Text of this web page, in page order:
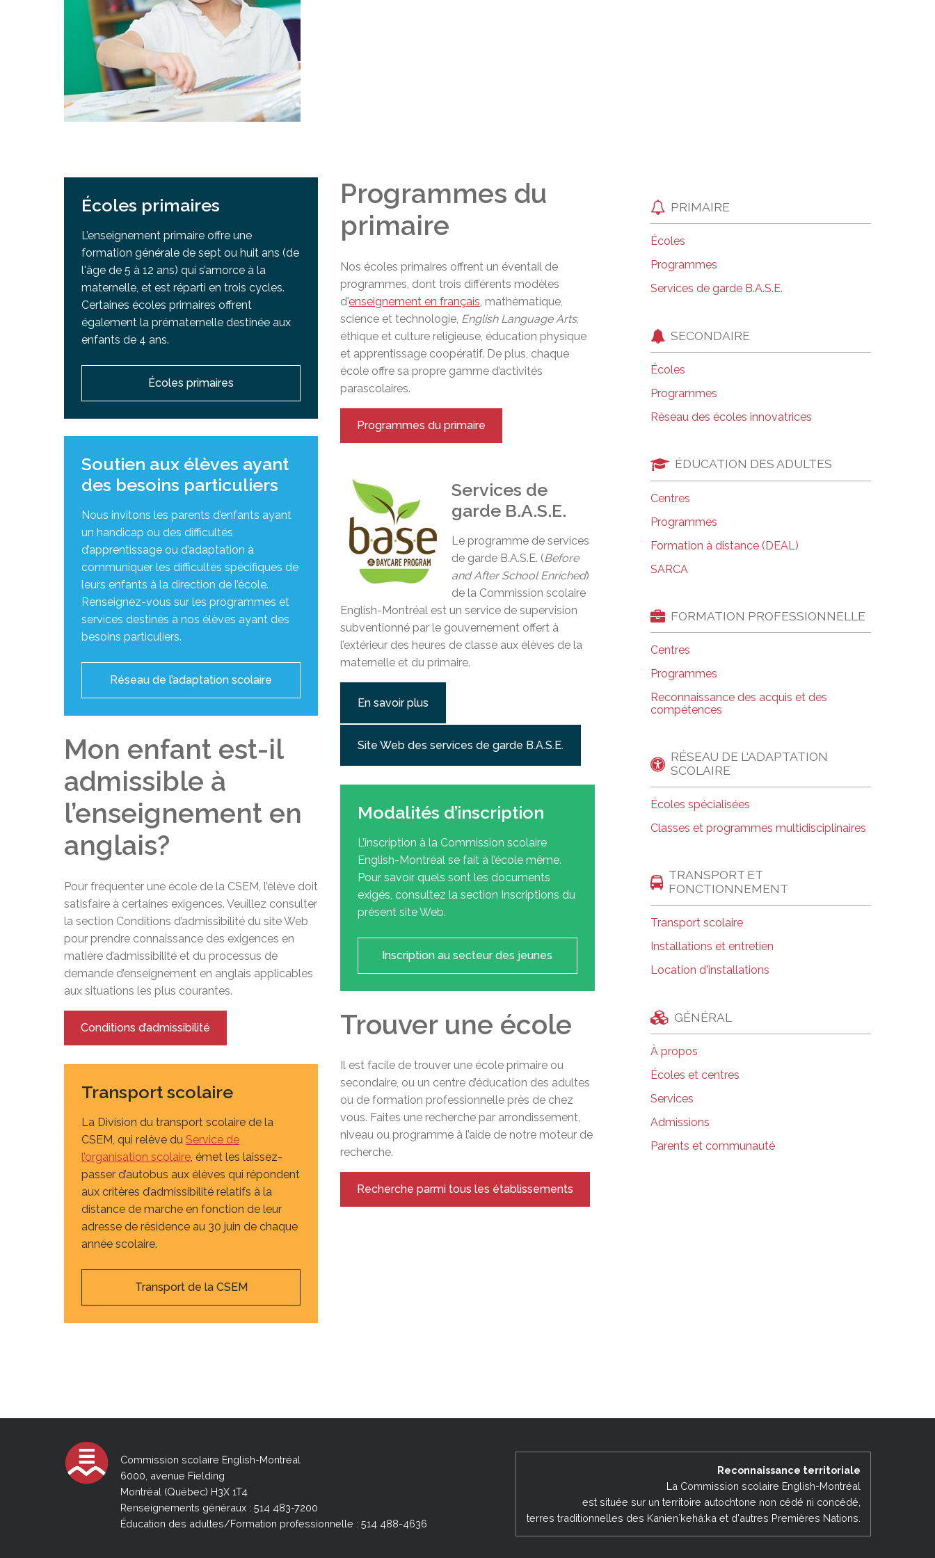
Cadres supérieurs et services
Calendrier des réunions du conseil
Nos initiatives
Académie Quebec virtual CSEM
Programmes pour adultes à besoins particuliers
Participation sociale (PS)
Services d’intégration socioprofessionnelle (SISP)
Services de tests EAFP
Test d’évaluation en éducation générale (GEDTS)
Test d'équivalence de niveau de scolarité (TENS)
Plaintes - Fonctions de la commission scolaire
Plainte en gestion contractuelle
CSEM élèves doués et exceptionnels
Ressources en ligne à la CSEM
L’école ouverte du MEQ
Écoles primaires
L’enseignement primaire offre une
formation générale de sept ou huit ans (de
l'âge de 5 à 12 ans) qui s’amorce à la
maternelle, et est réparti en trois cycles.
Certaines écoles primaires offrent
également la prématernelle destinée aux
enfants de 4 ans.
Écoles primaires
Soutien aux élèves ayant
des besoins particuliers
Nous invitons les parents d’enfants ayant
un handicap ou des difficultés
d’apprentissage ou d’adaptation à
communiquer les difficultés spécifiques de
leurs enfants à la direction de l’école.
Renseignez-vous sur les programmes et
services destinés à nos élèves ayant des
besoins particuliers.
Réseau de l’adaptation scolaire
Mon enfant est-il
admissible à
l’enseignement en
anglais?
Pour fréquenter une école de la CSEM, l’élève doit
satisfaire à certaines exigences. Veuillez consulter
la section Conditions d’admissibilité du site Web
pour prendre connaissance des exigences en
matière d’admissibilité et du processus de
demande d’enseignement en anglais applicables
aux situations les plus courantes.
Conditions d’admissibilité
Transport scolaire
La Division du transport scolaire de la
CSEM, qui relève du Service de
l’organisation scolaire , émet les laissez-
passer d’autobus aux élèves qui répondent
aux critères d’admissibilité relatifs à la
distance de marche en fonction de leur
adresse de résidence au 30 juin de chaque
année scolaire.
Transport de la CSEM
Programmes du
primaire
Nos écoles primaires offrent un éventail de
programmes, dont trois différents modèles
d'enseignement en français , mathématique,
science et technologie, English Language Arts,
éthique et culture religieuse, éducation physique
et apprentissage coopératif. De plus, chaque
école offre sa propre gamme d’activités
parascolaires.
Programmes du primaire
Services de
garde B.A.S.E.
Le programme de services
de garde B.A.S.E. (Before
and After School Enriched)
de la Commission scolaire
English-Montréal est un service de supervision
subventionné par le gouvernement offert à
l’extérieur des heures de classe aux élèves de la
maternelle et du primaire.
En savoir plus
Site Web des services de garde B.A.S.E.
Modalités d’inscription
L’inscription à la Commission scolaire
English-Montréal se fait à l’école même.
Pour savoir quels sont les documents
exigés, consultez la section Inscriptions du
présent site Web.
Inscription au secteur des jeunes
Trouver une école
Il est facile de trouver une école primaire ou
secondaire, ou un centre d’éducation des adultes
ou de formation professionnelle près de chez
vous. Faites une recherche par arrondissement,
niveau ou programme à l’aide de notre moteur de
recherche.
Recherche parmi tous les établissements
PRIMAIRE
Écoles
Programmes
Services de garde B.A.S.E.
SECONDAIRE
Écoles
Programmes
Réseau des écoles innovatrices
ÉDUCATION DES ADULTES
Centres
Programmes
Formation à distance (DEAL)
SARCA
FORMATION PROFESSIONNELLE
Centres
Programmes
Reconnaissance des acquis et des
compétences
RÉSEAU DE L'ADAPTATION
SCOLAIRE
Écoles spécialisées
Classes et programmes multidisciplinaires
TRANSPORT ET
FONCTIONNEMENT
Transport scolaire
Installations et entretien
Location d'installations
GÉNÉRAL
À propos
Écoles et centres
Services
Admissions
Parents et communauté
Commission scolaire English-Montréal
6000, avenue Fielding
Montréal (Québec) H3X 1T4
Renseignements généraux : 514 483-7200
Éducation des adultes/Formation professionnelle : 514 488-4636
Reconnaissance territoriale
La Commission scolaire English-Montréal
est située sur un territoire autochtone non cédé ni concédé,
terres traditionnelles des Kanienʼkehá:ka et d'autres Premières Nations.